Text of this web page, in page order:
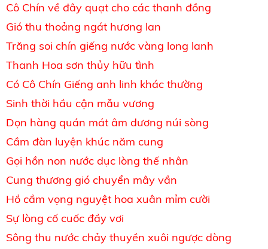
Cô Chín về đây quạt cho các thanh đồng
Gió thu thoảng ngát hương lan
Trăng soi chín giếng nước vàng long lanh
Thanh Hoa sơn thủy hữu tình
Có Cô Chín Giếng anh linh khác thường
Sinh thời hầu cận mẫu vương
Dọn hàng quán mát âm dương núi sòng
Cầm đàn luyện khúc năm cung
Gọi hồn non nước dục lòng thế nhân
Cung thương gió chuyển mây vần
Hồ cầm vọng nguyệt hoa xuân mỉm cười
Sự lòng cố cuốc đầy vơi
Sông thu nước chảy thuyền xuôi ngược dòng